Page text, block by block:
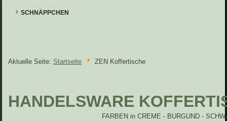
SCHNÄPPCHEN
Aktuelle Seite: Startseite ZEN Koffertische
HANDELSWARE
FARBEN in CREME - BURGUND -